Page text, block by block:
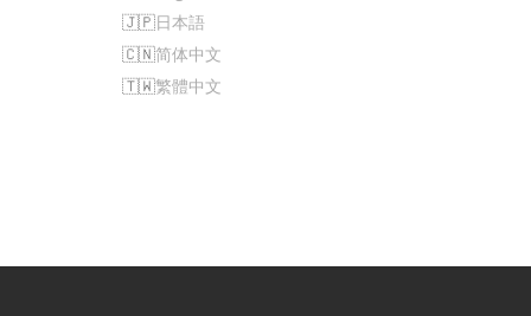
日本語
简体中文
繁體中文